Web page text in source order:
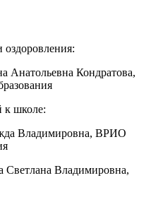
Анатольевна Кондратова,
к школе:
Владимировна, ВРИО
Светлана Владимировна,